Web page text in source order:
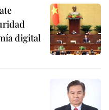
digital